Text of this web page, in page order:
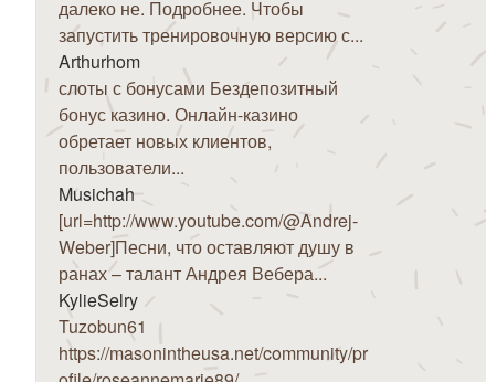
далеко не. Подробнее. Чтобы
запустить тренировочную версию с...
Arthurhom
слоты с бонусами Бездепозитный
бонус казино. Онлайн-казино
обретает новых клиентов,
пользователи...
Musichah
[url=http://www.youtube.com/@Andrej-
Weber]Песни, что оставляют душу в
ранах – талант Андрея Вебера...
KylieSelry
Tuzobun61
https://masonintheusa.net/community/pr